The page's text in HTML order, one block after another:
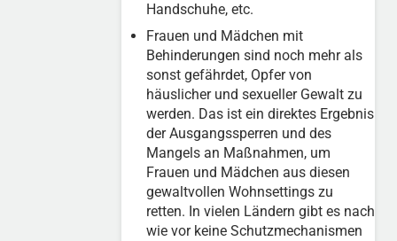
Handschuhe, etc.
Frauen und Mädchen mit
Behinderungen sind noch mehr als
sonst gefährdet, Opfer von
häuslicher und sexueller Gewalt zu
werden. Das ist ein direktes Ergebnis
der Ausgangssperren und des
Mangels an Maßnahmen, um
Frauen und Mädchen aus diesen
gewaltvollen Wohnsettings zu
retten. In vielen Ländern gibt es nach
wie vor keine Schutzmechanismen